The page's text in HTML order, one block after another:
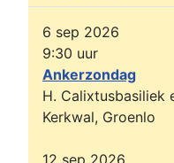
6 sep 2026
9:30 uur
Ankerzondag
H. Calixtusbasiliek
Kerkwal, Groenlo
12 sep 2026